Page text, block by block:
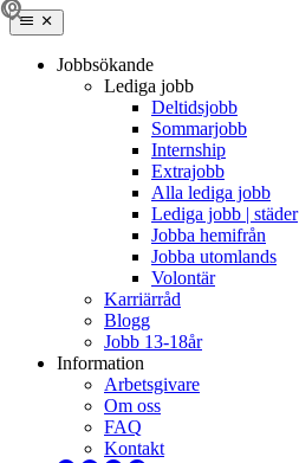
Jobbsökande
Lediga jobb
Deltidsjobb
Sommarjobb
Internship
Extrajobb
Alla lediga jobb
Lediga jobb | städer
Jobba hemifrån
Jobba utomlands
Volontär
Karriärråd
Blogg
Jobb 13-18år
Information
Arbetsgivare
Om oss
FAQ
Kontakt